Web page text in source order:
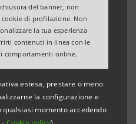
del banner, non
cookie di profilazione. Non
la tua esperienza
contenuti in linea con le
comportamenti online.
estesa, prestare o meno
la configurazione e
momento accedendo
del Gruppo preposta
La nostra IR policy,
e trasparenza, è volta
diffusione di informazioni
esaurienti, in particolare
agli obiettivi ed alle
una paritetica diffusione